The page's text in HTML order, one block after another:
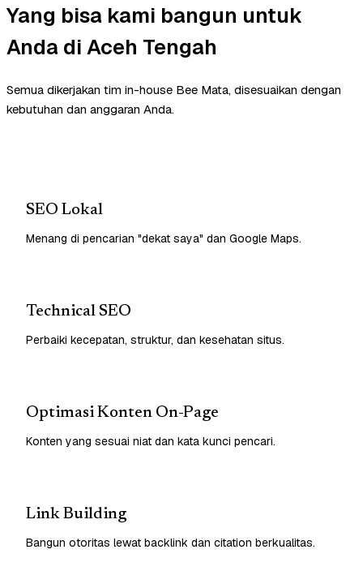
Yang bisa kami bangun untuk
Anda di Aceh Tengah
Semua dikerjakan tim in-house Bee Mata, disesuaikan dengan
kebutuhan dan anggaran Anda.
SEO Lokal
Menang di pencarian "dekat saya" dan Google Maps.
Technical SEO
Perbaiki kecepatan, struktur, dan kesehatan situs.
Optimasi Konten On-Page
Konten yang sesuai niat dan kata kunci pencari.
Link Building
Bangun otoritas lewat backlink dan citation berkualitas.